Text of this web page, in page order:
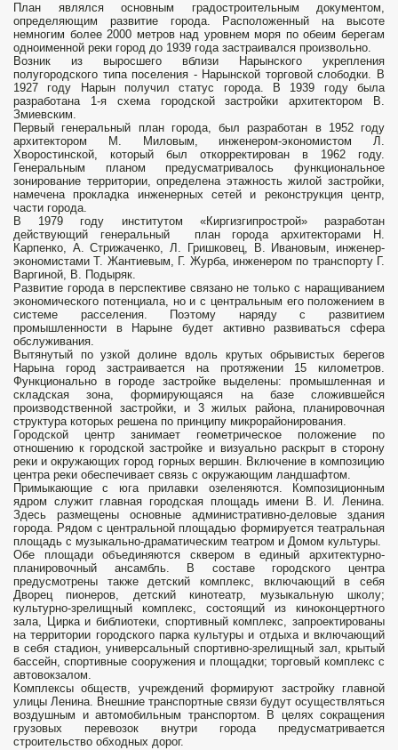
План являлся основным градостроительным документом,
определяю­щим развитие города. Расположенный на высоте
немногим более 2000 метров над уровнем моря по обеим берегам
одноименной реки город до 1939 года застраивался произвольно.
Возник из выросшего вблизи Нарынского укреп­ления
полугородского типа поселения - На­рынской торговой слободки. В
1927 году Нарын получил статус города. В 1939 году была
разработана 1-я схема городской за­стройки архитектором В.
Змиевским.
Первый генеральный план города, был разработан в 1952 году
архитектором М. Миловым, инженером-экономистом Л.
Хворостинской, который был откорректиро­ван в 1962 году.
Генеральным планом предусматри­валось функциональное
зонирование территории, определена этажность жи­лой застройки,
намечена прокладка инженерных сетей и реконструкция центр,
части города.
В 1979 году институтом «Киргизгипрострой» разработан
действующий генеральный план города архитекторами Н.
Карпенко, А. Стрижаченко, Л. Гришковец, В. Ивановым, инженер-
экономистами Т. Жантиевым, Г. Журба, инженером по транспорту Г.
Варгиной, В. Подыряк.
Развитие города в перспективе связано не только с наращиванием
экономического потенциала, но и с центральным его положением в
системе расселения. Поэтому наряду с развитием
промышленности в Нарыне будет активно развиваться сфера
обслуживания.
Вытянутый по узкой долине вдоль крутых обрывистых берегов
Нарына город застраивается на протяжении 15 километров.
Функционально в городе застройке выделены: промышленная и
складская зона, формирующаяся на базе сложившейся
производственной застройки, и 3 жилых района, планировочная
струк­тура которых решена по принципу микро­районирования.
Городской центр занимает геометрическое положение по
отношению к городской застройке и визуально раскрыт в сторону
реки и окружающих город горных вершин. Включение в компо­зицию
центра реки обеспечивает связь с окружающим ландшафтом.
Примы­кающие с юга прилавки озеленяются. Композиционным
ядром служит глав­ная городская площадь имени В. И. Ленина.
Здесь размещены основные административно-деловые здания
города. Рядом с центральной площа­дью формируется театральная
площадь с музыкально-драматическим театром и Домом куль­туры.
Обе площади объединяются скве­ром в единый архитектурно-
планиро­вочный ансамбль. В составе городского центра
предусмотрены также детский ком­плекс, включающий в себя
Дворец пио­неров, детский кинотеатр, музыкальную школу;
культурно-зрелищный комплекс, со­стоящий из киноконцертного
зала, Цирка и библиотеки, спортивный комплекс, запроектированы
на территории городского парка культуры и отдыха и включающий
в себя стадион, универсальный спортивно-зрелищный зал, крытый
бассейн, спортивные сооруже­ния и площадки; торговый комплекс с
автовокзалом.
Комплексы обществ, учреждений формируют застройку главной
улицы Ленина. Внешние тран­спортные связи будут осуществляться
воздушным и автомобильным тран­спортом. В целях сокращения
грузовых перевозок внутри города предусматри­вается
строительство обходных дорог.